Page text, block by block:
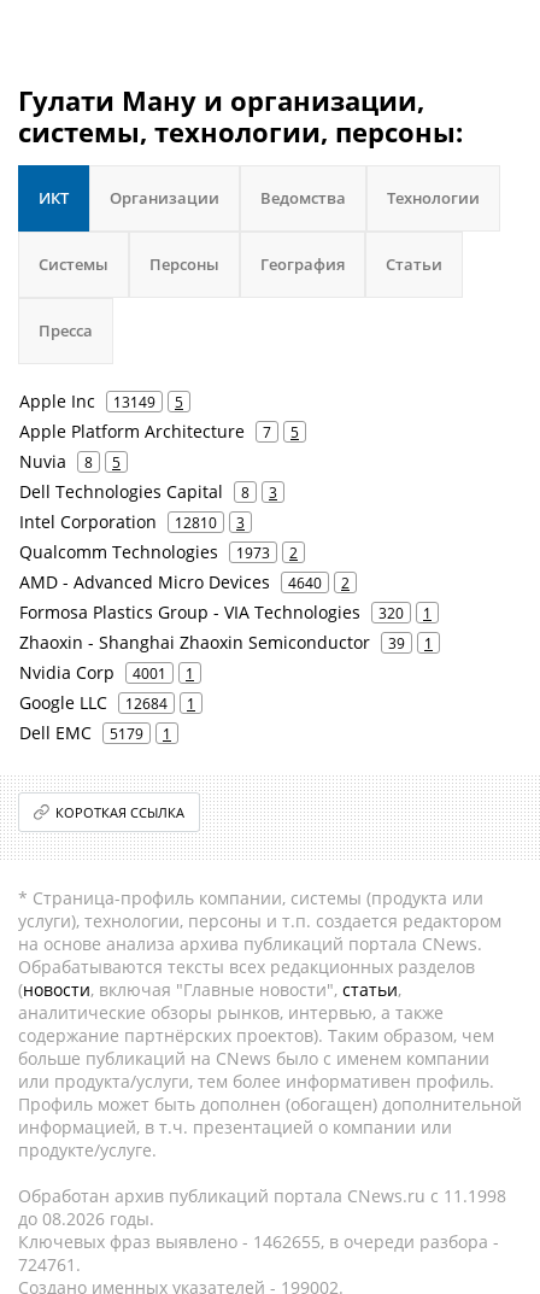
Гулати Ману и организации,
системы, технологии, персоны:
ИКТ Организации Ведомства Технологии
Системы Персоны География Статьи
Пресса
Apple Inc 13149 5
Apple Platform Architecture 7 5
Nuvia 8 5
Dell Technologies Capital 8 3
Intel Corporation 12810 3
Qualcomm Technologies 1973 2
AMD - Advanced Micro Devices 4640 2
Formosa Plastics Group - VIA Technologies 320 1
Zhaoxin - Shanghai Zhaoxin Semiconductor 39 1
Nvidia Corp 4001 1
Google LLC 12684 1
Dell EMC 5179 1
КОРОТКАЯ ССЫЛКА
* Страница-профиль компании, системы (продукта или
услуги), технологии, персоны и т.п. создается редактором
на основе анализа архива публикаций портала CNews.
Обрабатываются тексты всех редакционных разделов
(новости, включая "Главные новости", статьи,
аналитические обзоры рынков, интервью, а также
содержание партнёрских проектов). Таким образом, чем
больше публикаций на CNews было с именем компании
или продукта/услуги, тем более информативен профиль.
Профиль может быть дополнен (обогащен) дополнительной
информацией, в т.ч. презентацией о компании или
продукте/услуге.
Обработан архив публикаций портала CNews.ru c 11.1998
до 08.2026 годы.
Ключевых фраз выявлено - 1462655, в очереди разбора -
724761.
Создано именных указателей - 199002.